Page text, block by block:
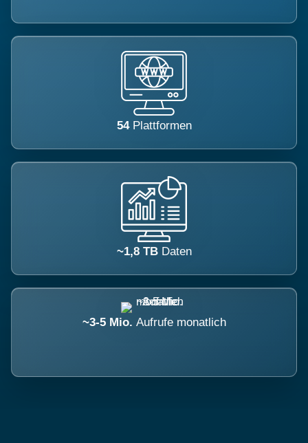
54 Plattformen
~1,8 TB Daten
~3-5 Mio. Aufrufe monatlich